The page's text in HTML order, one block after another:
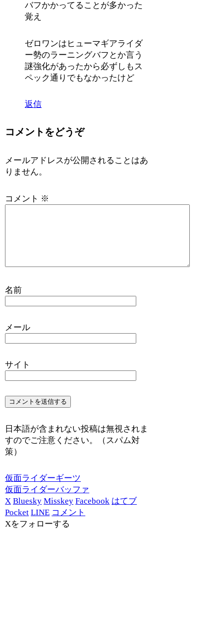
バフかかってることが多かった
覚え
ゼロワンはヒューマギアライダ
ー勢のラーニングバフとか言う
謎強化があったから必ずしもス
ペック通りでもなかったけど
返信
コメントをどうぞ
メールアドレスが公開されることはあ
りません。
コメント ※
名前
メール
サイト
日本語が含まれない投稿は無視されま
すのでご注意ください。（スパム対
策）
仮面ライダーギーツ
仮面ライダーバッファ
X Bluesky Misskey Facebook はてブ
Pocket LINE コメント
Xをフォローする